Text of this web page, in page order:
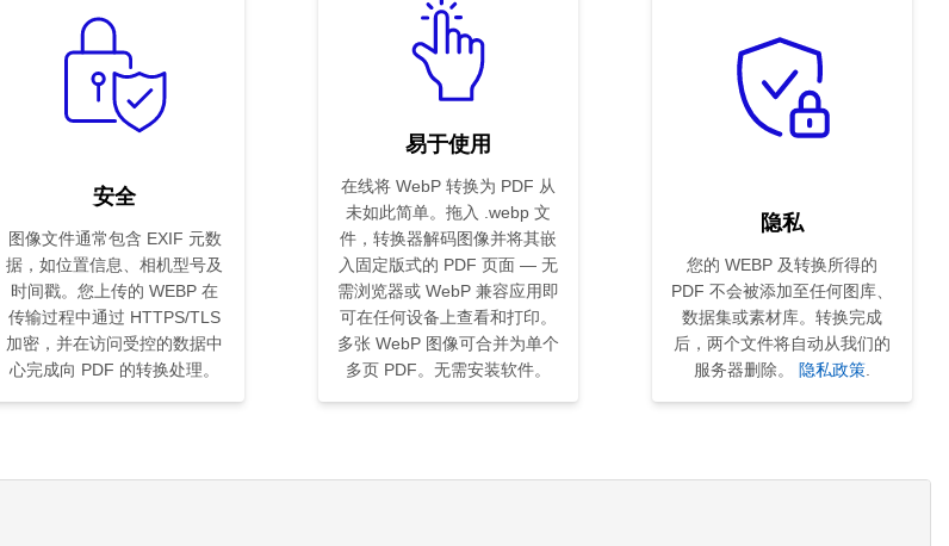
安全
图像文件通常包含 EXIF 元数
据，如位置信息、相机型号及
时间戳。您上传的 WEBP 在
传输过程中通过 HTTPS/TLS
加密，并在访问受控的数据中
心完成向 PDF 的转换处理。
易于使用
在线将 WebP 转换为 PDF 从
未如此简单。拖入 .webp 文
件，转换器解码图像并将其嵌
入固定版式的 PDF 页面 — 无
需浏览器或 WebP 兼容应用即
可在任何设备上查看和打印。
多张 WebP 图像可合并为单个
多页 PDF。无需安装软件。
隐私
您的 WEBP 及转换所得的
PDF 不会被添加至任何图库、
数据集或素材库。转换完成
后，两个文件将自动从我们的
服务器删除。
隐私政策.